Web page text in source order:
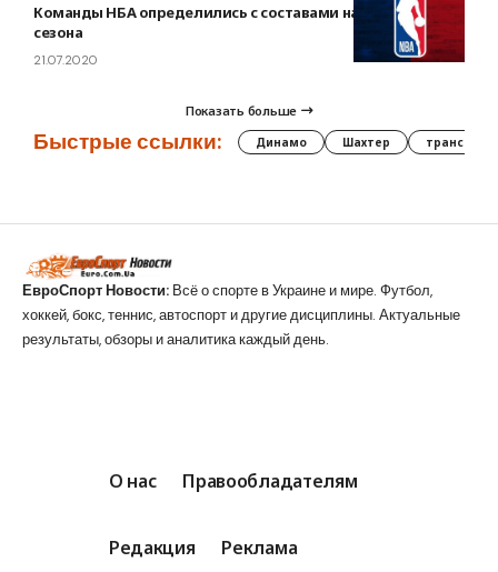
Команды НБА определились с составами на рестарт
сезона
21.07.2020
Показать больше
Быстрые ссылки: Динамо Шахтер трансферы
ЕвроСпорт Новости: Всё о спорте в Украине и мире. Футбол,
хоккей, бокс, теннис, автоспорт и другие дисциплины. Актуальные
результаты, обзоры и аналитика каждый день.
О нас Правообладателям
Редакция Реклама